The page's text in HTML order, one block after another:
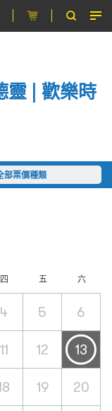
靈 | 歡樂時
部票價種類
四 五 六
4 5 6
11 12 13
19 20